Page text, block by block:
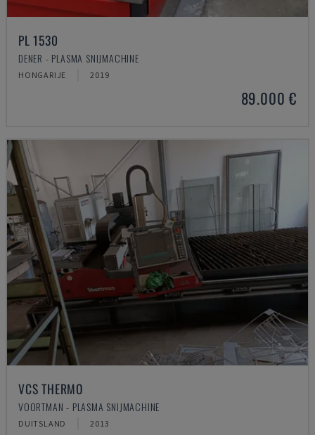
PL 1530
DENER - PLASMA SNIJMACHINE
HONGARIJE 2019
89.000 €
VCS THERMO
VOORTMAN - PLASMA SNIJMACHINE
DUITSLAND 2013